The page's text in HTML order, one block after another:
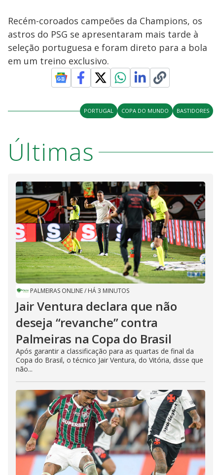
Recém-coroados campeões da Champions, os
astros do PSG se apresentaram mais tarde à
seleção portuguesa e foram direto para a bola
em um treino exclusivo.
PORTUGAL COPA DO MUNDO BASTIDORES
Últimas
PALMEIRAS ONLINE/ HÁ 3 MINUTOS
Jair Ventura declara que não
deseja “revanche” contra
Palmeiras na Copa do Brasil
Após garantir a classificação para as quartas de final da
Copa do Brasil, o técnico Jair Ventura, do Vitória, disse que
não...